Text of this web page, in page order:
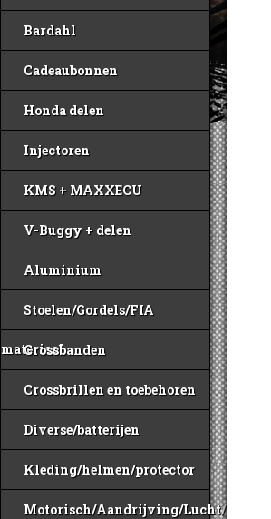
Bardahl
Cadeaubonnen
Honda delen
Injectoren
KMS + MAXXECU
V-Buggy + delen
Aluminium
Stoelen/Gordels/FIA
materiaal
Crossbanden
Crossbrillen en toebehoren
Diverse/batterijen
Kleding/helmen/protector
Motorisch/Aandrijving/Lucht/Benzine